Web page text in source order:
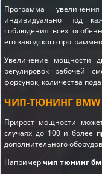
Программа
индивидуально под
соблюдения всех
его заводского
Увеличение мощности
регулировок рабочей
форсунок, количества
ЧИП-ТЮНИНГ BMW
Прирост мощности
случаях до 100 и более
дополнительного
Напримерчип тюнинг